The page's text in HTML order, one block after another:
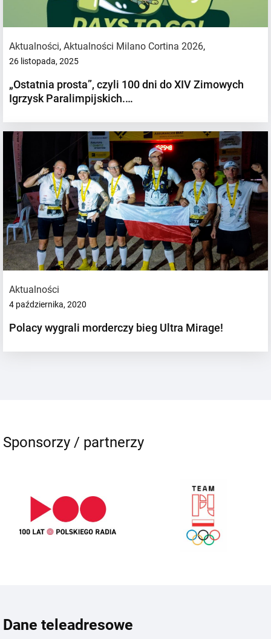
Aktualności, Aktualności Milano Cortina 2026,
26 listopada, 2025
„Ostatnia prosta”, czyli 100 dni do XIV Zimowych
Igrzysk Paralimpijskich.…
Aktualności
4 października, 2020
Polacy wygrali morderczy bieg Ultra Mirage!
Sponsorzy / partnerzy
Dane teleadresowe